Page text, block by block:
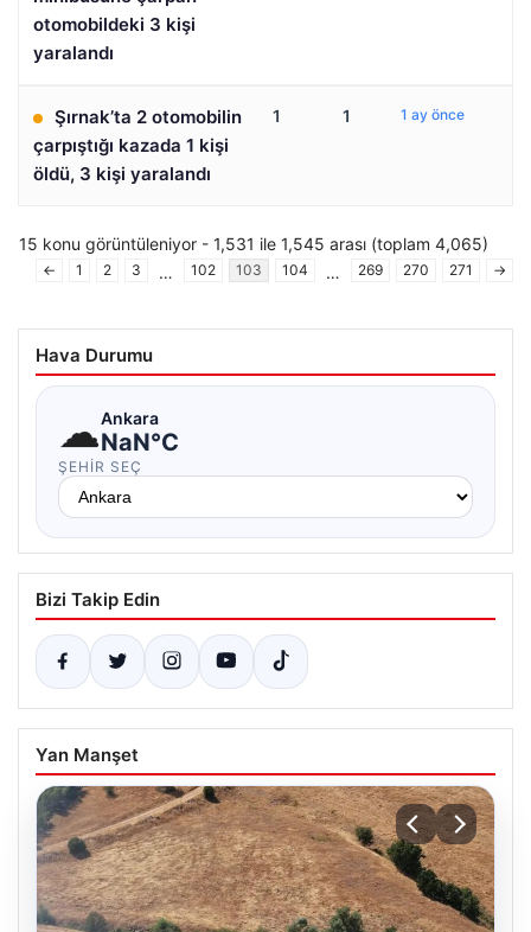
otomobildeki 3 kişi
yaralandı
Şırnak’ta 2 otomobilin
çarpıştığı kazada 1 kişi
öldü, 3 kişi yaralandı
1 1 1 ay önce
15 konu görüntüleniyor - 1,531 ile 1,545 arası (toplam 4,065)
← 1 2 3 … 102 103 104 … 269 270 271 →
Hava Durumu
☁Ankara
NaN°C
ŞEHIR SEÇ
Bizi Takip Edin
Yan Manşet